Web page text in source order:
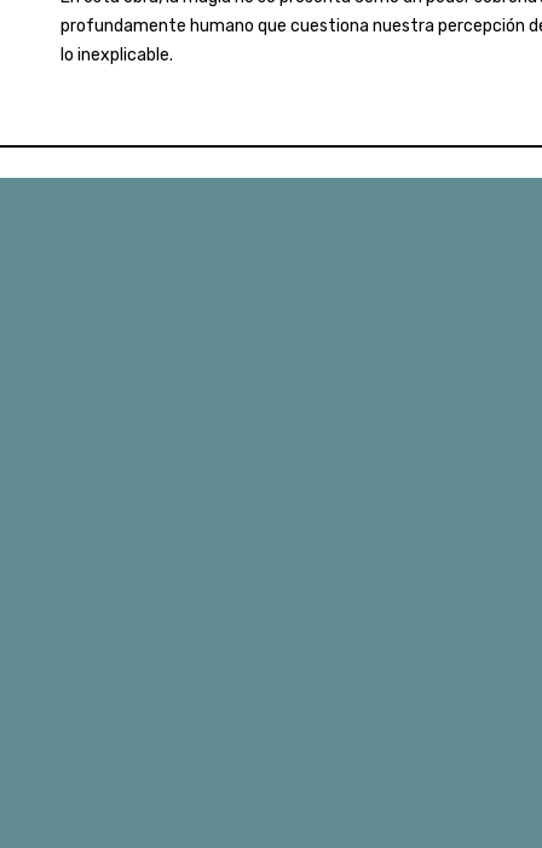
profundamente humano que cuestiona nuestra percepción
lo inexplicable.